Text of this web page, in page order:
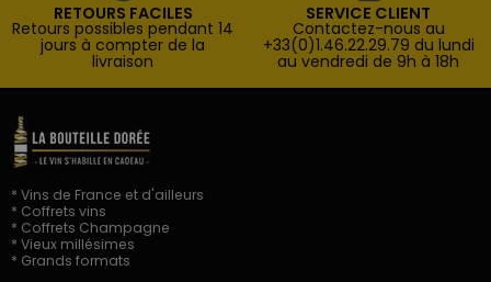
RETOURS FACILES
Retours possibles pendant 14
jours à compter de la
livraison
SERVICE CLIENT
Contactez-nous au
+33(0)1.46.22.29.79 du lundi
au vendredi de 9h à 18h
* Vins de France et d'ailleurs
* Coffrets vins
* Coffrets Champagne
* Vieux millésimes
* Grands formats